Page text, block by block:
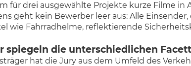
für drei ausgewählte Projekte kurze Filme
geht kein Bewerber leer aus: Alle
wie Fahrradhelme, reflektierende
spiegeln die unterschiedlichen
hat die Jury aus dem Umfeld des